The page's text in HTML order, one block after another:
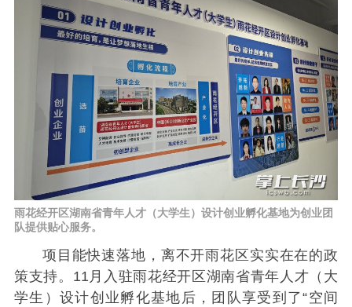
雨花经开区湖南省青年人才（大学生）设计创业孵化基地为创业团
队提供贴心服务。
项目能快速落地，离不开雨花区实实在在的政
策支持。11月入驻雨花经开区湖南省青年人才（大
学生）设计创业孵化基地后，团队享受到了“空间